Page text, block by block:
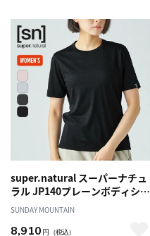
super.natural スーパーナチュ
ラル JP140プレーンボディショ
ートスリーブTシャツ【ウィメ
SUNDAY MOUNTAIN
8,910 円 （税込）